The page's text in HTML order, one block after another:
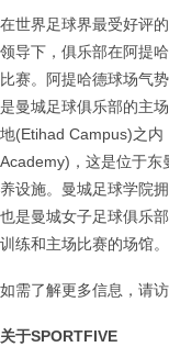
在世界足球界最受好评
领导下，俱乐部在阿提
比赛。阿提哈德球场气
是曼城足球俱乐部的主
地(Etihad Campus)之
Academy)，这是位于东
养设施。曼城足球学院
也是曼城女子足球俱乐
训练和主场比赛的场馆。
如需了解更多信息，请
关于SPORTFIVE